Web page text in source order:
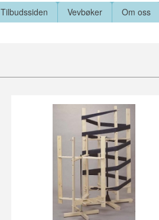
Tilbudssiden Vevbøker Om oss